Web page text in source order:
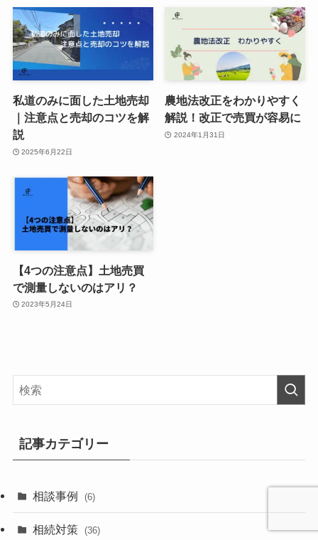
私道のみに面した土地売却
｜注意点と売却のコツを解
説
2025年6月22日
農地法改正をわかりやすく
解説！改正で売買が容易に
2024年1月31日
【4つの注意点】土地売買
で測量しないのはアリ？
2023年5月24日
記事カテゴリー
相談事例 (6)
相続対策 (36)